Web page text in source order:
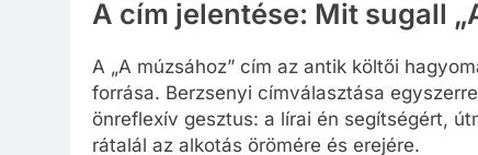
A cím jelentése: Mit sugall
A „A múzsához” cím az antik költői
forrása. Berzsenyi címválasztása
önreflexív gesztus: a lírai én segítségért,
rátalál az alkotás örömére és erejére.